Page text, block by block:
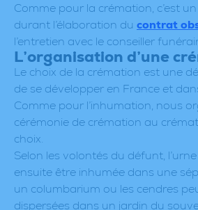
Comme pour la crémation, c’est
durant l’élaboration du contrat
l’entretien avec le conseiller
L’organisation d’une
Le choix de la crémation est une
de se développer en France et
Comme pour l’inhumation, nous
cérémonie de crémation au
choix.
Selon les volontés du défunt,
ensuite être inhumée dans une
un columbarium ou les cendres
dispersées dans un jardin du